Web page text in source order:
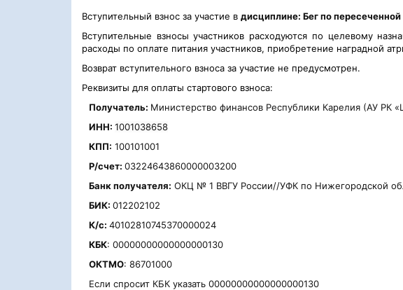
Вступительный взнос за участие в дисциплине: Бег по
Вступительные взносы участников расходуются по целевому
расходы по оплате питания участников, приобретение наградной
Возврат вступительного взноса за участие не предусмотрен.
Реквизиты для оплаты стартового взноса:
Получатель: Министерство финансов Республики Карелия (АУ РК
ИНН: 1001038658
КПП: 100101001
P/счет: 03224643860000003200
Банк получателя: ОКЦ № 1 ВВГУ России//УФК по Нижегородской
БИК: 012202102
К/с: 40102810745370000024
КБК: 00000000000000000130
ОКТМО: 86701000
Если спросит КБК указать 00000000000000000130